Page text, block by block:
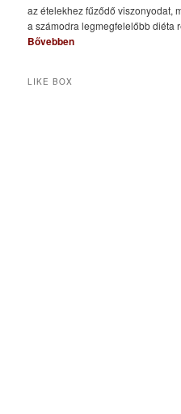
az ételekhez fűződő viszonyodat,
a számodra legmegfelelőbb diéta
Bővebben
LIKE BOX